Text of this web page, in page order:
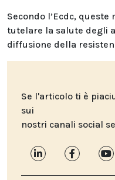
Secondo l’Ecdc,
tutelare la salute degli
diffusione della
Se l'articolo ti è
sui
nostri canali social